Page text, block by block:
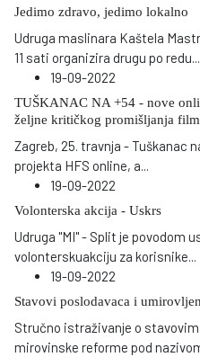
Jedimo zdravo, jedimo lokalno
Udruga maslinara Kaštela
11 sati organizira drugu po redu
19-09-2022
TUŠKANAC NA +54 - nove
željne kritičkog promišljanja
Zagreb, 25. travnja - Tuškanac
projekta HFS online, a
19-09-2022
Volonterska akcija - Uskrs
Udruga "MI" - Split je povodom
volonterskuakciju za korisnike
19-09-2022
Stavovi poslodavaca i
Stručno istraživanje o
mirovinske reforme pod